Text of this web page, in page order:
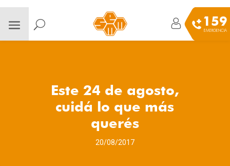
159
EMERGENCIA
Este 24 de agosto,
cuidá lo que más
querés
20/08/2017